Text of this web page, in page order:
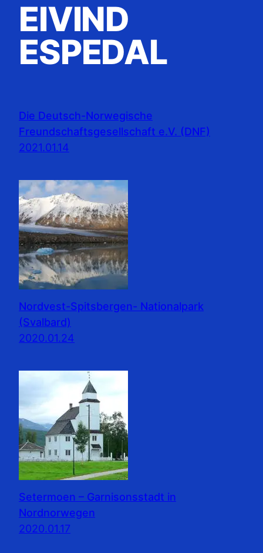
EIVIND
ESPEDAL
Die Deutsch-Norwegische
Freundschaftsgesellschaft e.V. (DNF)
2021.01.14
Nordvest-Spitsbergen- Nationalpark
(Svalbard)
2020.01.24
Setermoen – Garnisonsstadt in
Nordnorwegen
2020.01.17